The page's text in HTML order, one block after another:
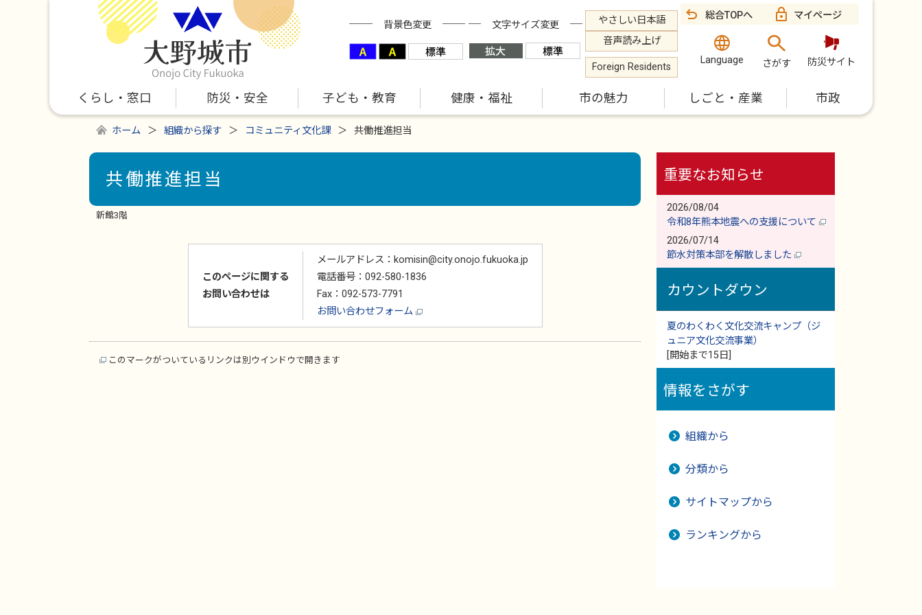
背景色変更 文字サイズ変更
やさしい日本語
音声読み上げ
Foreign Residents
総合TOPへ マイページ
Language さがす 防災サイト
くらし・窓口 防災・安全 子ども・教育 健康・福祉 市の魅力 しごと・産業 市政
ホーム 組織から探す コミュニティ文化課 共働推進担当
共働推進担当
新館3階
このページに関する
お問い合わせは
メールアドレス：komisin@city.onojo.fukuoka.jp
電話番号：092-580-1836
Fax：092-573-7791
お問い合わせフォーム
このマークがついているリンクは別ウインドウで開きます
重要なお知らせ
2026/08/04
令和8年熊本地震への支援について
2026/07/14
節水対策本部を解散しました
カウントダウン
夏のわくわく文化交流キャンプ（ジ
ュニア文化交流事業）
[開始まで15日]
情報をさがす
組織から
分類から
サイトマップから
ランキングから